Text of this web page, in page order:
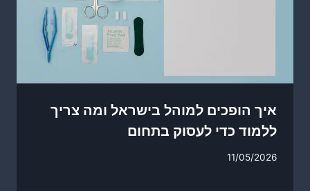
איך הופכים למוהל בישראל ומה צריך
ללמוד כדי לעסוק בתחום
11/05/2026